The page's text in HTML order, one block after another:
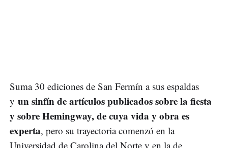
Suma 30 ediciones de San Fermín a sus espaldas
y un sinfín de artículos publicados sobre la fiesta
y sobre Hemingway, de cuya vida y obra es
experta, pero su trayectoria comenzó en la
Universidad de Carolina del Norte y en la de